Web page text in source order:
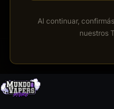
Al continuar,
nuestros